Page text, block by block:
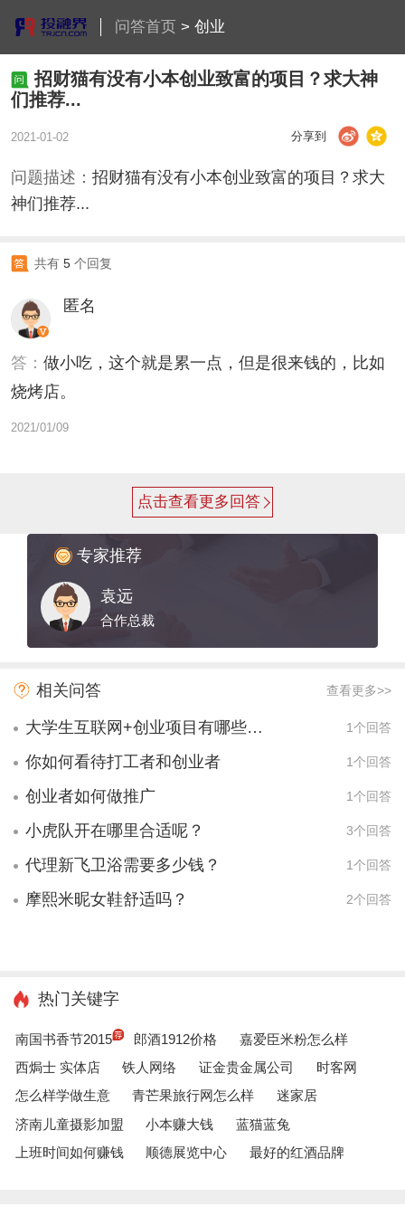
问答首页> 创业
招财猫有没有小本创业致富的项目？求大神
们推荐...
2021-01-02 分享到
问题描述： 招财猫有没有小本创业致富的项目？求大
神们推荐...
共有5 个回复
匿名
答： 做小吃，这个就是累一点，但是很来钱的，比如
烧烤店。
2021/01/09
点击查看更多回答
专家推荐
袁远
合作总裁
相关问答 查看更多>>
大学生互联网+创业项目有哪些项目？ 1个回答
你如何看待打工者和创业者 1个回答
创业者如何做推广 1个回答
小虎队开在哪里合适呢？ 3个回答
代理新飞卫浴需要多少钱？ 1个回答
摩熙米昵女鞋舒适吗？ 2个回答
热门关键字
南国书香节2015 郎酒1912价格
嘉爱臣米粉怎么样
西焗士 实体店
铁人网络 证金贵金属公司
时客网
怎么样学做生意
青芒果旅行网怎么样
迷家居
济南儿童摄影加盟
小本赚大钱
蓝猫蓝兔
上班时间如何赚钱
顺德展览中心 最好的红酒品牌